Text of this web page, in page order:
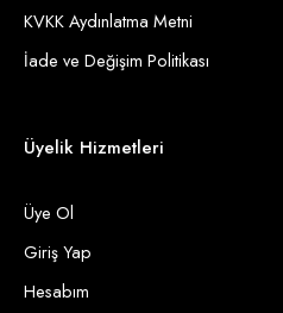
KVKK Aydınlatma Metni
İade ve Değişim Politikası
Üyelik Hizmetleri
Üye Ol
Giriş Yap
Hesabım